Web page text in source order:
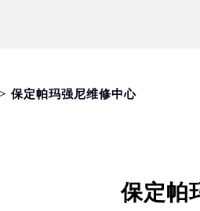
> 保定帕玛强尼维修中心
保定帕